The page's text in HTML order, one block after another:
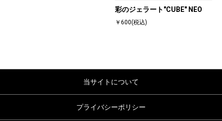
彩のジェラート"CUBE" NEO
￥600(税込)
当サイトについて
プライバシーポリシー